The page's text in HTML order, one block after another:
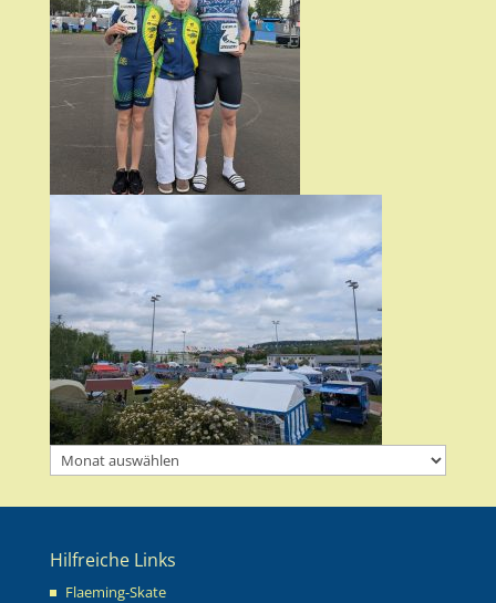
Archiv
Hilfreiche Links
Flaeming-Skate